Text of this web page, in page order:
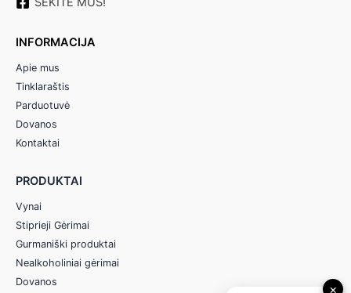
INFORMACIJA
Apie mus
Tinklaraštis
Parduotuvė
Dovanos
Kontaktai
PRODUKTAI
Vynai
Stiprieji Gėrimai
Gurmaniški produktai
Nealkoholiniai gėrimai
Dovanos
×